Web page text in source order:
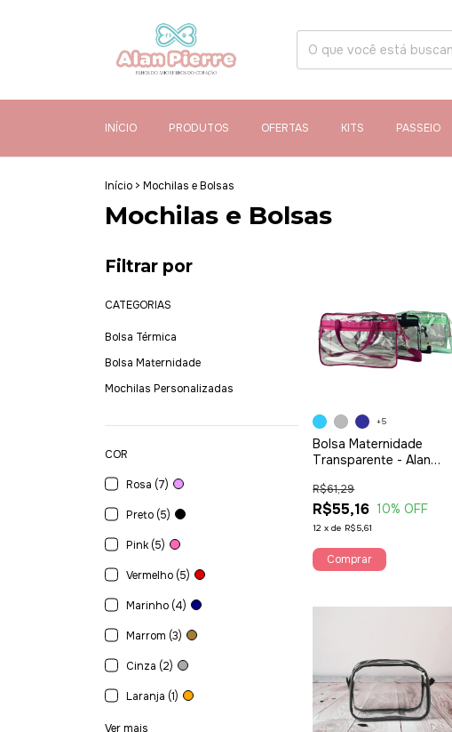
INÍCIO PRODUTOS OFERTAS KITS PASSEIO
Início > Mochilas e Bolsas
Mochilas e Bolsas
Filtrar por
CATEGORIAS
Bolsa Térmica
Bolsa Maternidade
Mochilas Personalizadas
COR
Rosa (7)
Preto (5)
Pink (5)
Vermelho (5)
Marinho (4)
Marrom (3)
Cinza (2)
Laranja (1)
Ver mais
Bolsa Maternidade
Transparente - Alan
R$55,16
R$61,29
10% OFF
12 xde R$5,61
+5
Comprar